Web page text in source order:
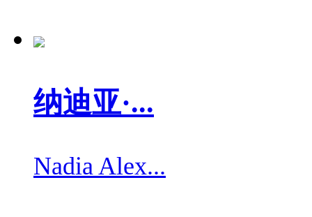
纳迪亚·...
Nadia Alex...